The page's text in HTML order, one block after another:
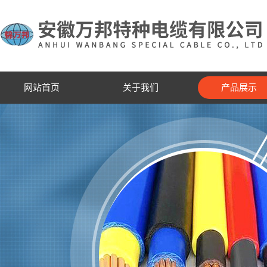
网站首页 关于我们 产品展示